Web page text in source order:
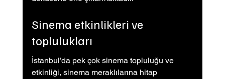
Sinema etkinlikleri ve
toplulukları
İstanbul’da pek çok sinema topluluğu ve
etkinliği, sinema meraklılarına hitap